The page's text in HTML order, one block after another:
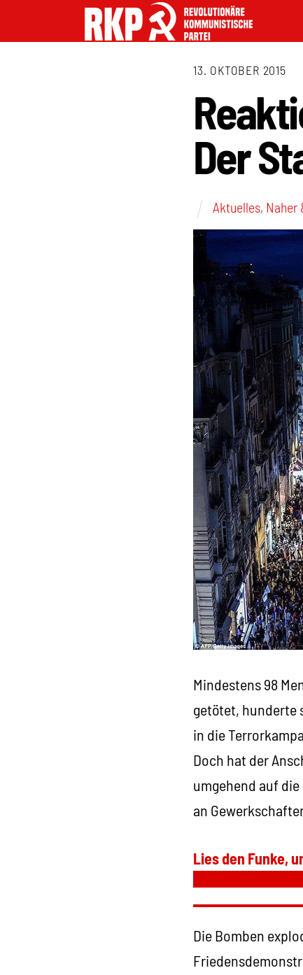
13. OKTOBER 2015
Der
Aktuelles, Naher
Mindestens 98
getötet, hunderte
in die
Doch hat der
umgehend auf
an
Lies den Funke,
Die Bomben